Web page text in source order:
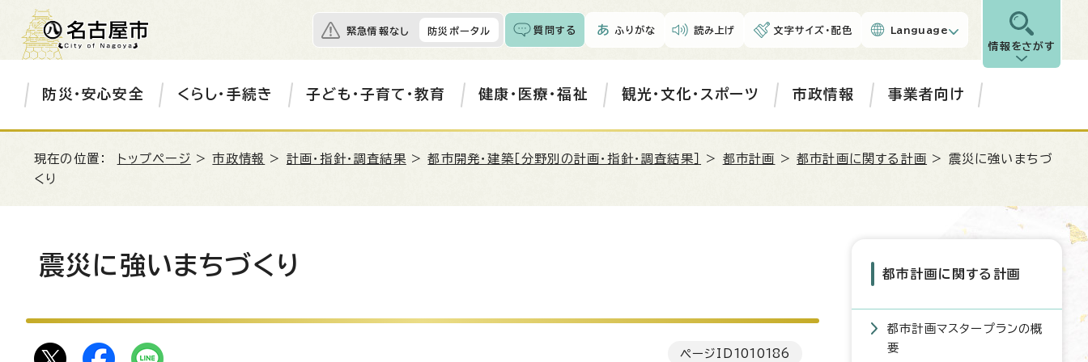
緊急情報なし 防災ポータル 質問する ふりがな 読み上げ 文字サイズ・配色 Language
情報をさがす
防災・安心安全 くらし・手続き 子ども・子育て・教育 健康・医療・福祉 観光・文化・スポーツ 市政情報 事業者向け
現在の位置： トップページ >市政情報 > 計画・指針・調査結果 >都市開発・建築［分野別の計画・指針・調査結果］ > 都市計画 >都市計画に関する計画 > 震災に強いまちづ
くり
震災に強いまちづくり
ページID 1010186
都市計画に関する計画
都市計画マスタープランの概
要